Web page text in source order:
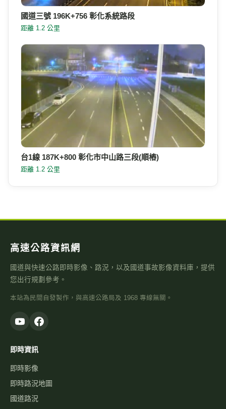
國道三號 196K+756 彰化系統路段
距離 1.2 公里
台1線 187K+800 彰化市中山路三段(順樁)
距離 1.2 公里
高速公路資訊網
國道與快速公路即時影像、路況，以及國道事故影像資料庫，提供
您出行規劃參考。
本站為民間自發製作，與高速公路局及 1968 專線無關。
即時資訊
即時影像
即時路況地圖
國道路況